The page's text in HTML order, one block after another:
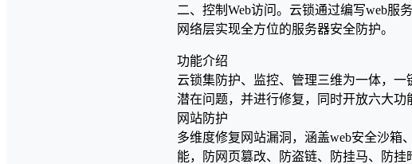
二、控制Web访问。云锁通过编写web服
网络层实现全方位的服务器安全防护。
功能介绍
云锁集防护、监控、管理三维为一体，
潜在问题，并进行修复，同时开放六大功
网站防护
多维度修复网站漏洞，涵盖web安全沙箱
能，防网页篡改、防盗链、防挂马、防